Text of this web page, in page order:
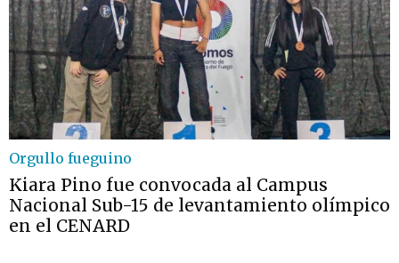
Orgullo fueguino
Kiara Pino fue convocada al Campus
Nacional Sub-15 de levantamiento olímpico
en el CENARD